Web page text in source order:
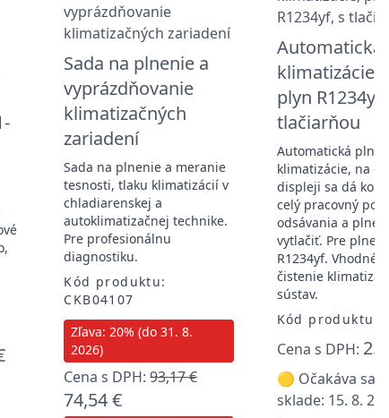
Sada na plnenie a
vyprázdňovanie
klimatizačných
zariadení
Sada na plnenie a meranie
tesnosti, tlaku klimatizácií v
chladiarenskej a
autoklimatizačnej technike.
Pre profesionálnu
diagnostiku.
Kód produktu:
CKB04107
Zľava: 20% (do 31. 8.
2026)
Cena s DPH:93,17 €
74,54 €
Automatická
klimatizácie,
plyn
tlačiarňou
Automatická
klimatizácie, na
displeji sa dá
celý pracovný
odsávania a
vytlačiť. Pre
R1234yf. Vhodné
čistenie
sústav.
Kód produktu:
Cena s DPH:
🟡 Očakáva sa
sklade: 15. 8.